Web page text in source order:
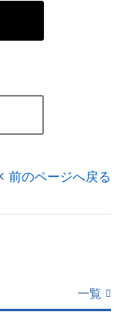
前のページへ戻る
一覧